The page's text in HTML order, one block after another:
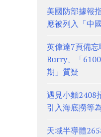
美國防部據報
應被列入「中
英偉達7頁備
Burry、「
期」質疑
遇見小麵2408
引入海底撈等
天域半導體